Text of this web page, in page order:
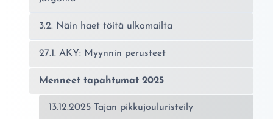
3.2. Näin haet töitä ulkomailta
27.1. AKY: Myynnin perusteet
Menneet tapahtumat 2025
13.12.2025 Tajan pikkujouluristeily